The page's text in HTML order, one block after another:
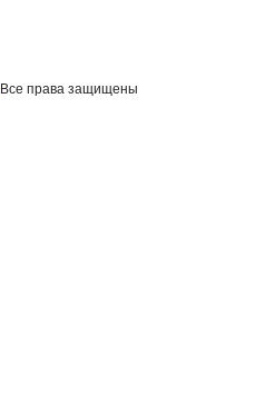
Все права защищены